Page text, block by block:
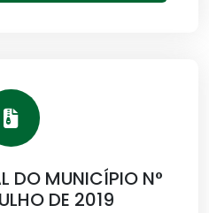
DO MUNICÍPIO N°
DE 2019